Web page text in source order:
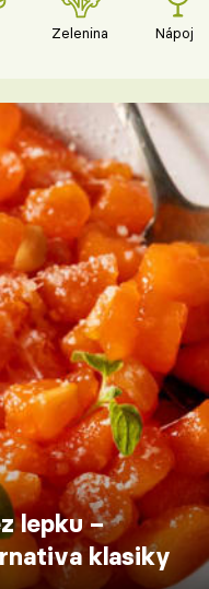
Zelenina Nápoje
lepku –
klasiky